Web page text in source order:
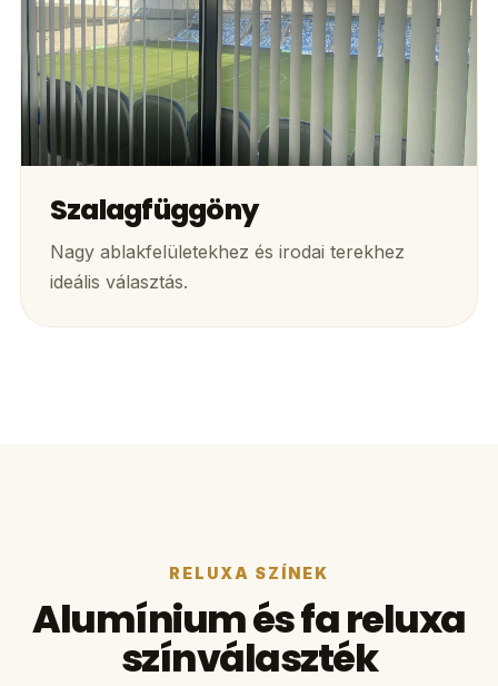
Szalagfüggöny
Nagy ablakfelületekhez és irodai terekhez
ideális választás.
RELUXA SZÍNEK
Alumínium és fa reluxa
színválaszték